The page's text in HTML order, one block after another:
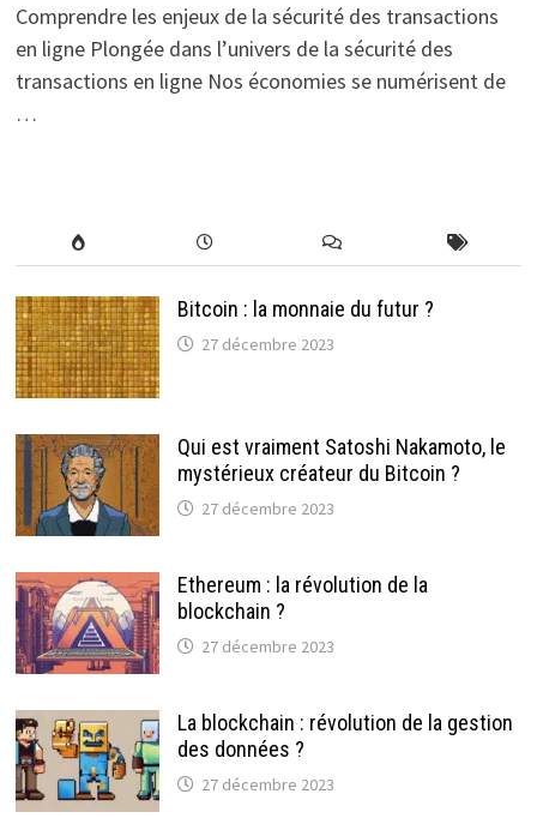
Comprendre les enjeux de la sécurité des transactions
en ligne Plongée dans l’univers de la sécurité des
transactions en ligne Nos économies se numérisent de
…
Bitcoin : la monnaie du futur ?
27 décembre 2023
Qui est vraiment Satoshi Nakamoto, le
mystérieux créateur du Bitcoin ?
27 décembre 2023
Ethereum : la révolution de la
blockchain ?
27 décembre 2023
La blockchain : révolution de la gestion
des données ?
27 décembre 2023